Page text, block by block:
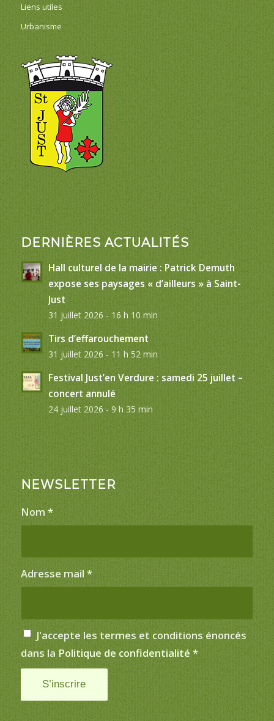
Liens utiles
Urbanisme
DERNIÈRES ACTUALITÉS
Hall culturel de la mairie : Patrick Demuth
expose ses paysages « d’ailleurs » à Saint-
Just
31 juillet 2026 - 16 h 10 min
Tirs d’effarouchement
31 juillet 2026 - 11 h 52 min
Festival Just’en Verdure : samedi 25 juillet –
concert annulé
24 juillet 2026 - 9 h 35 min
NEWSLETTER
Nom *
Adresse mail *
J'accepte les termes et conditions énoncés
dans la Politique de confidentialité *